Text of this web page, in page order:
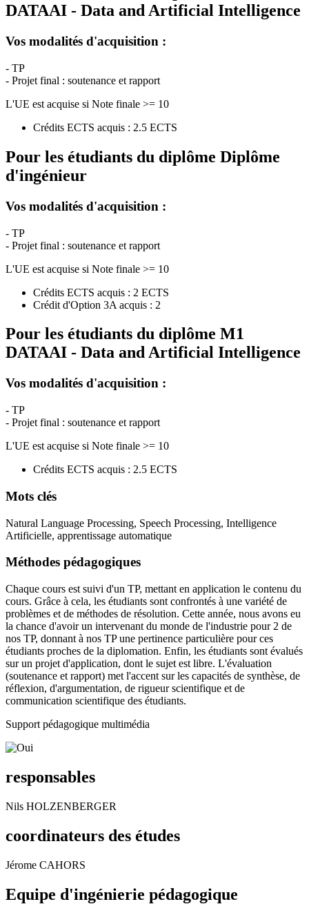
DATAAI - Data and Artificial Intelligence
Vos modalités d'acquisition :
- TP
- Projet final : soutenance et rapport
L'UE est acquise si Note finale >= 10
Crédits ECTS acquis : 2.5 ECTS
Pour les étudiants du diplôme Diplôme
d'ingénieur
Vos modalités d'acquisition :
- TP
- Projet final : soutenance et rapport
L'UE est acquise si Note finale >= 10
Crédits ECTS acquis : 2 ECTS
Crédit d'Option 3A acquis : 2
Pour les étudiants du diplôme M1
DATAAI - Data and Artificial Intelligence
Vos modalités d'acquisition :
- TP
- Projet final : soutenance et rapport
L'UE est acquise si Note finale >= 10
Crédits ECTS acquis : 2.5 ECTS
Mots clés
Natural Language Processing, Speech Processing, Intelligence
Artificielle, apprentissage automatique
Méthodes pédagogiques
Chaque cours est suivi d'un TP, mettant en application le contenu du
cours. Grâce à cela, les étudiants sont confrontés à une variété de
problèmes et de méthodes de résolution. Cette année, nous avons eu
la chance d'avoir un intervenant du monde de l'industrie pour 2 de
nos TP, donnant à nos TP une pertinence particulière pour ces
étudiants proches de la diplomation. Enfin, les étudiants sont évalués
sur un projet d'application, dont le sujet est libre. L'évaluation
(soutenance et rapport) met l'accent sur les capacités de synthèse, de
réflexion, d'argumentation, de rigueur scientifique et de
communication scientifique des étudiants.
Support pédagogique multimédia
responsables
Nils HOLZENBERGER
coordinateurs des études
Jérome CAHORS
Equipe d'ingénierie pédagogique